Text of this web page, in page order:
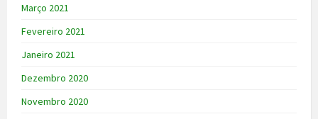
Março 2021
Fevereiro 2021
Janeiro 2021
Dezembro 2020
Novembro 2020